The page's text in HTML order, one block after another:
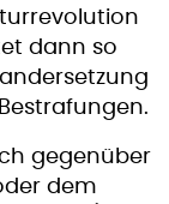
dann so
gegenüber
dem